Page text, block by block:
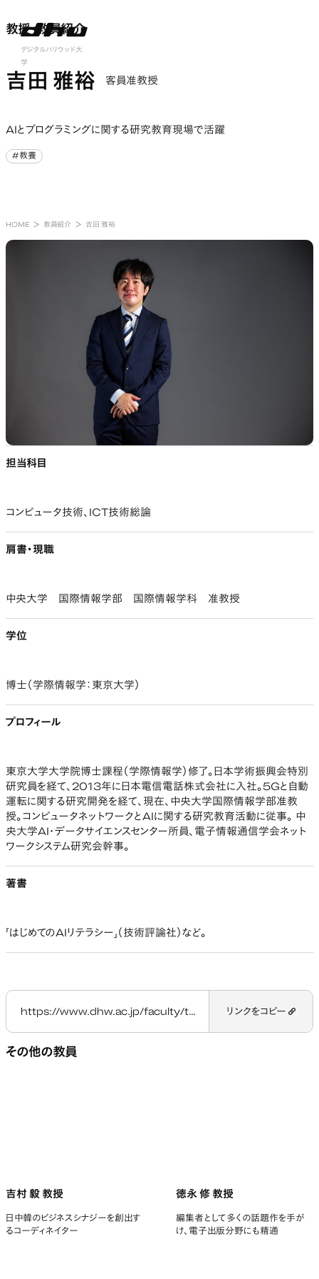
デジタルハリウッド大
学
open
教授・教員紹介
吉田 雅裕 客員准教授
AIとプログラミングに関する研究教育現場で活躍
#教養
HOME 教員紹介 吉田 雅裕
担当科目
コンピュータ技術、ICT技術総論
肩書・現職
中央大学 国際情報学部 国際情報学科 准教授
学位
博士（学際情報学：東京大学）
プロフィール
東京大学大学院博士課程（学際情報学）修了。日本学術振興会特別
研究員を経て、2013年に日本電信電話株式会社に入社。5Gと自動
運転に関する研究開発を経て、現在、中央大学国際情報学部准教
授。コンピュータネットワークとAIに関する研究教育活動に従事。 中
央大学AI・データサイエンスセンター所員、電子情報通信学会ネット
ワークシステム研究会幹事。
著書
「はじめてのAIリテラシー」（技術評論社）など。
https://www.dhw.ac.jp/faculty/teacher/yoshida-masahiro/ リンクをコピー
その他の教員
吉村 毅 教授
日中韓のビジネスシナジーを創出す
るコーディネイター
徳永 修 教授
編集者として多くの話題作を手が
け、電子出版分野にも精通